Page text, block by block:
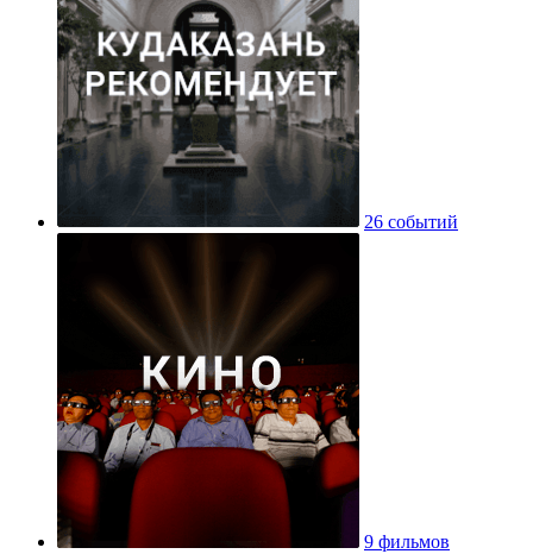
26 событий
9 фильмов